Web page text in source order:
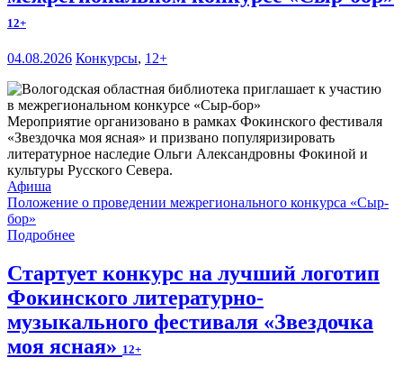
12+
04.08.2026 Конкурсы, 12+
Мероприятие организовано в рамках Фокинского фестиваля
«Звездочка моя ясная» и призвано популяризировать
литературное наследие Ольги Александровны Фокиной и
культуры Русского Севера.
Афиша
Положение о проведении межрегионального конкурса «Сыр-
бор»
Подробнее
Стартует конкурс на лучший логотип
Фокинского литературно-
музыкального фестиваля «Звездочка
моя ясная» 12+